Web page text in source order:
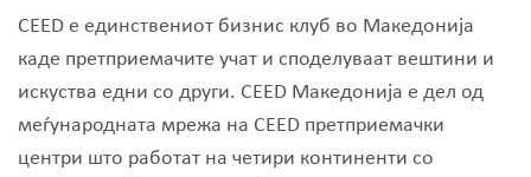
CEED е единствениот бизнис клуб во Македонија
каде претприемачите учат и споделуваат вештини и
искуства едни со други. CEED Македонија е дел од
меѓународната мрежа на CEED претприемачки
центри што работат на четири континенти со